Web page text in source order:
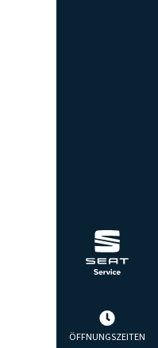
ÖFFNUNGSZEITEN